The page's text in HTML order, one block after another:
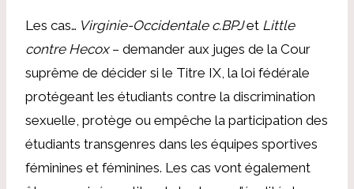
Les cas… Virginie-Occidentale c.BPJ et Little
contre Hecox – demander aux juges de la Cour
suprême de décider si le Titre IX, la loi fédérale
protégeant les étudiants contre la discrimination
sexuelle, protège ou empêche la participation des
étudiants transgenres dans les équipes sportives
féminines et féminines. Les cas vont également